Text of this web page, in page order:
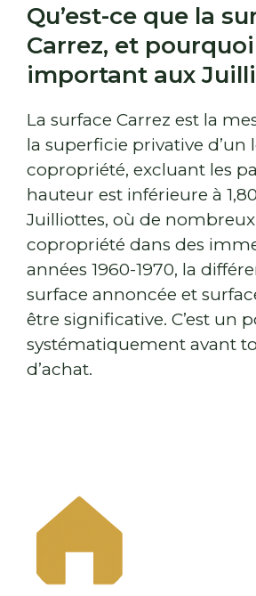
Qu’est-ce que la
Carrez, et pourquoi
important aux
La surface Carrez est la
la superficie privative d’un
copropriété, excluant les
hauteur est inférieure à
Juilliottes, où de
copropriété dans des
années 1960-1970, la
surface annoncée et
être significative. C’est un
systématiquement avant
d’achat.